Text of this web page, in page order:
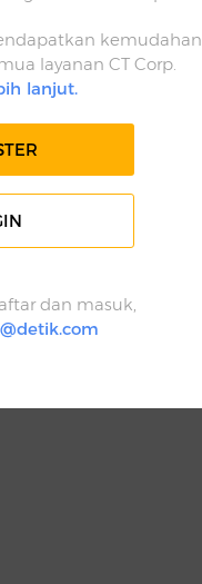
kemudahan
layanan CT Corp.
lanjut.
dan masuk,